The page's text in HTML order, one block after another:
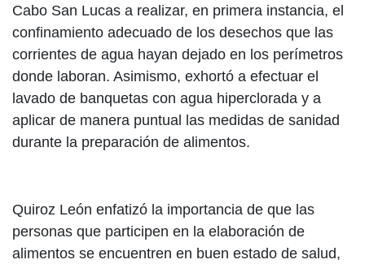
Cabo San Lucas a realizar, en primera instancia, el
confinamiento adecuado de los desechos que las
corrientes de agua hayan dejado en los perímetros
donde laboran. Asimismo, exhortó a efectuar el
lavado de banquetas con agua hiperclorada y a
aplicar de manera puntual las medidas de sanidad
durante la preparación de alimentos.
Quiroz León enfatizó la importancia de que las
personas que participen en la elaboración de
alimentos se encuentren en buen estado de salud,